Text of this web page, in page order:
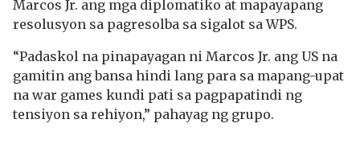
Marcos Jr. ang mga diplomatiko at mapayapang
resolusyon sa pagresolba sa sigalot sa WPS.
“Padaskol na pinapayagan ni Marcos Jr. ang US na
gamitin ang bansa hindi lang para sa mapang-upat
na war games kundi pati sa pagpapatindi ng
tensiyon sa rehiyon,” pahayag ng grupo.